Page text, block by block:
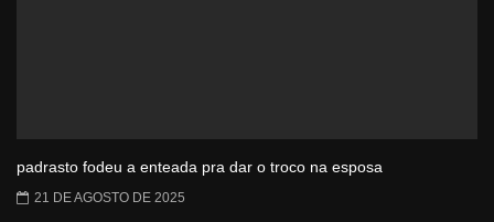
padrasto fodeu a enteada pra dar o troco na esposa
21 DE AGOSTO DE 2025